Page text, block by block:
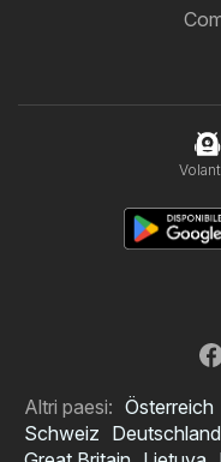
Altri paesi: Österreich
Schweiz Deutschland